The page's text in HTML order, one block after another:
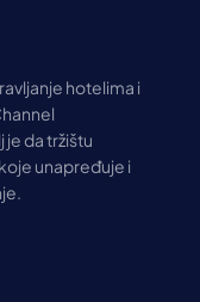
hotelima i
je da tržištu
unapređuje i